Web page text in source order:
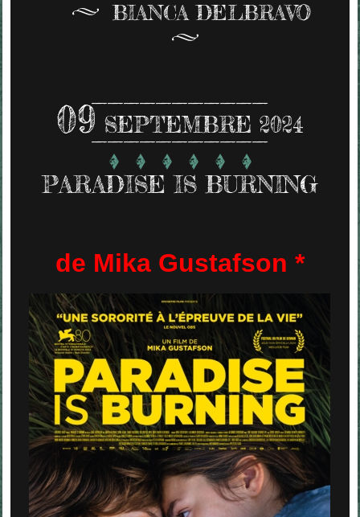
BIANCA DELBRAVO
09 SEPTEMBRE 2024
PARADISE IS BURNING
de Mika Gustafson *